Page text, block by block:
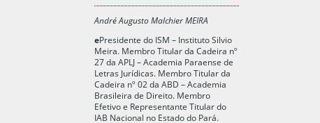
André Augusto Malchier MEIRA
ePresidente do ISM – Instituto Silvio
Meira. Membro Titular da Cadeira nº
27 da APLJ – Academia Paraense de
Letras Jurídicas. Membro Titular da
Cadeira nº 02 da ABD – Academia
Brasileira de Direito. Membro
Efetivo e Representante Titular do
IAB Nacional no Estado do Pará.